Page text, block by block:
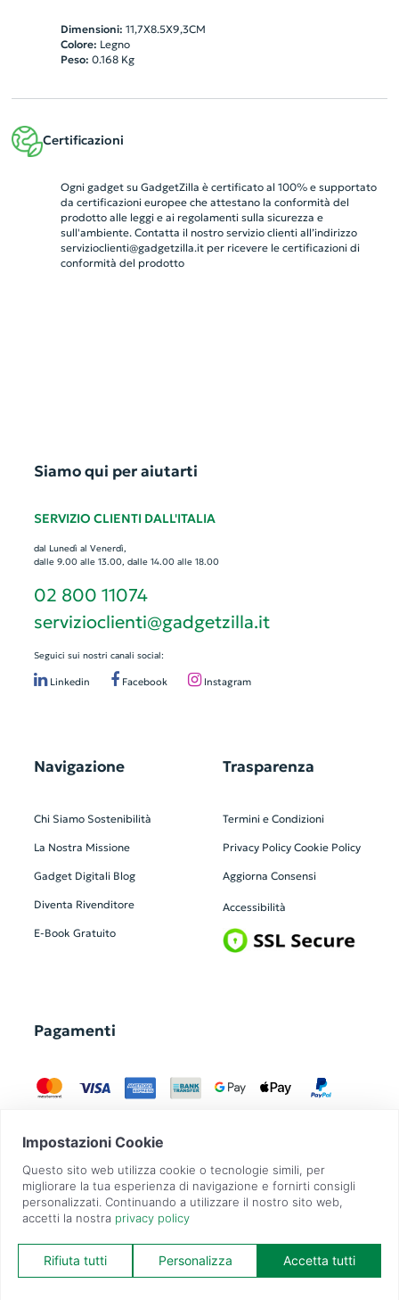
Dimensioni: 11,7X8.5X9,3CM
Colore: Legno
Peso: 0.168Kg
Certificazioni
Ogni gadget su GadgetZilla è certificato al 100% e supportato
da certificazioni europee che attestano la conformità del
prodotto alle leggi e ai regolamenti sulla sicurezza e
sull'ambiente. Contatta il nostro servizio clienti all’indirizzo
servizioclienti@gadgetzilla.itper ricevere le certificazioni di
conformità del prodotto
Siamo qui per aiutarti
SERVIZIO CLIENTI DALL'ITALIA
dal Lunedì al Venerdì,
dalle 9.00 alle 13.00, dalle 14.00 alle 18.00
02 800 11074
servizioclienti@gadgetzilla.it
Seguici sui nostri canali social:
Linkedin Facebook Instagram
Navigazione
Chi Siamo Sostenibilità
La Nostra Missione
Gadget Digitali Blog
Diventa Rivenditore
E-Book Gratuito
Trasparenza
Termini e Condizioni
Privacy Policy Cookie Policy
Aggiorna Consensi
Accessibilità
Pagamenti
GadgetZilla è un Brand di Overbi S.r.l.| realizzato con Contit
| © 2026 Tutti
i diritti riservati | P.IVA: 09351560967